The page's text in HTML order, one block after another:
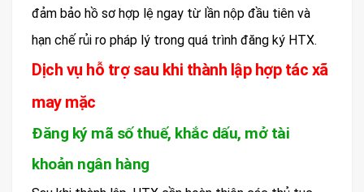
đảm bảo hồ sơ hợp lệ ngay từ lần nộp đầu tiên và
hạn chế rủi ro pháp lý trong quá trình đăng ký HTX.
Dịch vụ hỗ trợ sau khi thành lập hợp tác xã
may mặc
Đăng ký mã số thuế, khắc dấu, mở tài
khoản ngân hàng